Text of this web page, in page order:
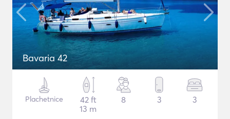
Bavaria 42
Plachetnice
42 ft
13 m
8 3 3